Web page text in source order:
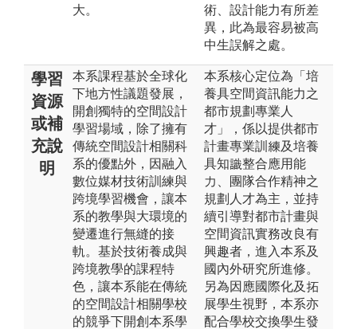
大。
術、設計能力有所差
異，此為最容易被高
中生誤解之處。
學習
資源
或補
充說
明
本系課程基於全球化
下地方性議題發展，
開創獨特的空間設計
學習場域，除了擁有
傳統空間設計相關科
系的優點外，因融入
數位媒材技術訓練與
跨境學習機會，讓本
系的教學與大環境的
變遷進行無縫的接
軌。基於技術養成與
跨境教學的課程特
色，讓本系能在傳統
的空間設計相關學校
的競爭下開創本系學
本系核心定位為「培
養具空間資訊能力之
都市規劃專業人
才」，係以提供都市
計畫專業訓練及培養
具知識整合應用能
力、團隊合作精神之
規劃人才為主，並持
續引導對都市計畫與
空間資訊實務改良有
興趣者，進入本系及
國內外研究所進修。
另為因應國際化及拓
展學生視野，本系亦
配合學校交換學生發